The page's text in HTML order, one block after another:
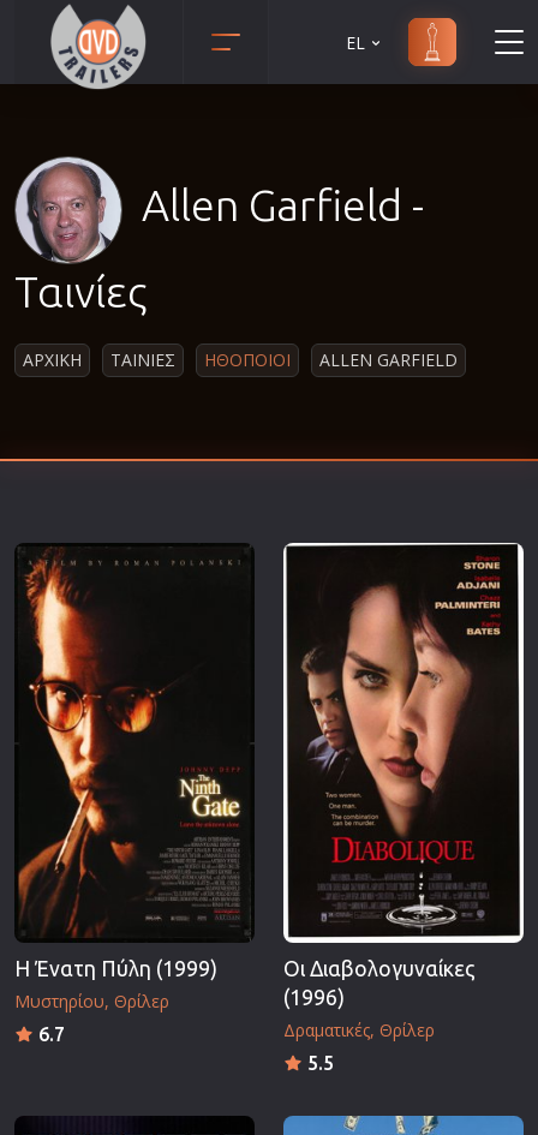
Αισθησιακές
Γουέστερν
Επιστημονικής Φαντασίας
Ευρωπαικός Κινηματογράφος
Θρησκευτικές
Θρίλερ
Καταστροφής
Κλασσικές
EL
Allen Garfield -
Ταινίες
ΑΡΧΙΚΗ ΤΑΙΝΙΕΣ ΗΘΟΠΟΙΟΙ ALLEN GARFIELD
Η Ένατη Πύλη (1999)
Μυστηρίου Θρίλερ
6.7
Οι Διαβολογυναίκες
(1996)
Δραματικές Θρίλερ
5.5